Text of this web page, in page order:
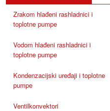
Zrakom hlađeni rashladnici i
toplotne pumpe
Vodom hlađeni rashladnici i
toplotne pumpe
Kondenzacijski uređaji i toplotne
pumpe
Ventilkonvektori